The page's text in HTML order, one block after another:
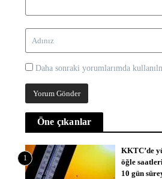
Daha sonraki yorumlarımda
Öne çıkanlar
1
KKTC’de
öğle
10 gün